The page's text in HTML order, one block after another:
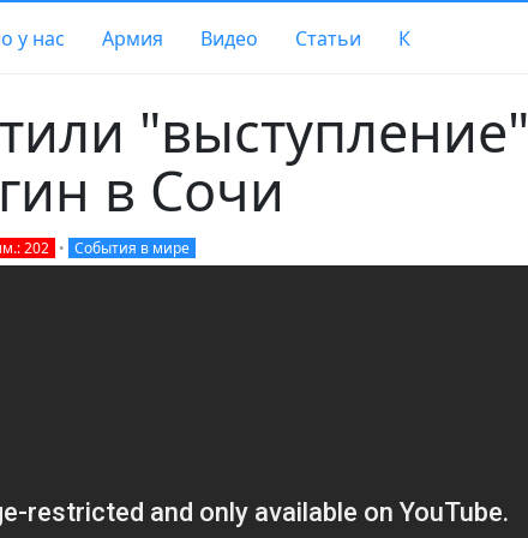
у нас Армия Видео Статьи К
"выступление"
в Сочи
202 • События в мире